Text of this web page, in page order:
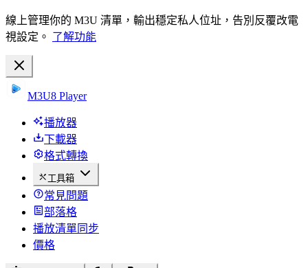
線上管理你的 M3U 清單，輸出穩定私人位址，告別反覆改電
視設定。 了解功能
M3U8 Player
播放器
下載器
格式轉換
工具箱
常見問題
部落格
播放清單同步
價格